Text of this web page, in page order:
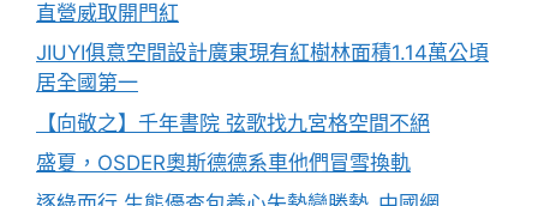
直營威取開門紅
JIUYI俱意空間設計廣東現有紅樹林面積1.14萬公頃
居全國第一
【向敬之】千年書院 弦歌找九宮格空間不絕
盛夏，OSDER奧斯德德系車他們冒雪換軌